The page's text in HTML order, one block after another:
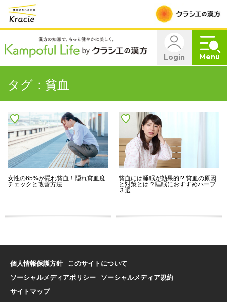
Login Menu
タグ：貧血
女性の65%が隠れ貧血！隠れ貧血度
チェックと改善方法
貧血には睡眠が効果的!? 貧血の原因
と対策とは？睡眠におすすめハーブ
３選
個人情報保護方針
このサイトについて
ソーシャルメディアポリシー
ソーシャルメディア規約
サイトマップ